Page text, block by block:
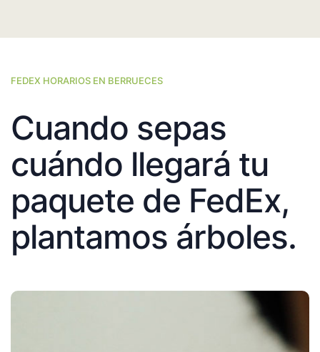
FEDEX HORARIOS EN BERRUECES
Cuando sepas
cuándo llegará tu
paquete de FedEx,
plantamos árboles.